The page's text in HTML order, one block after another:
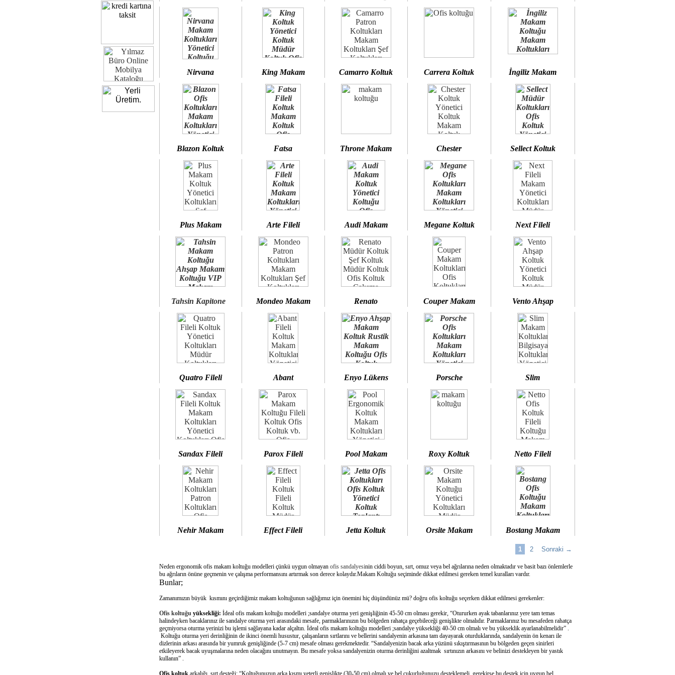
Nirvana King Makam Camarro Koltuk Carrera Koltuk İngiliz Makam
Blazon Koltuk Fatsa Throne Makam Chester Sellect Koltuk
Plus Makam Arte Fileli Audi Makam Megane Koltuk Next Fileli
Tahsin Kapitone Mondeo Makam Renato Couper Makam Vento Ahşap
Quatro Fileli Abant Enyo Lükens Porsche Slim
Sandax Fileli Parox Fileli Pool Makam Roxy Koltuk Netto Fileli
Nehir Makam Effect Fileli Jetta Koltuk Orsite Makam Bostang Makam
1 2 Sonraki →
Neden ergonomik ofis makam koltuğu modelleri çünkü uygun olmayan ofis sandalyesinin ciddi boyun, sırt, omuz veya bel ağrılarına neden olmaktadır ve basit bazı önlemlerle
bu ağrıların önüne geçmenin ve çalışma performansını artırmak son derece kolaydır.Makam Koltuğu seçiminde dikkat edilmesi gereken temel kuralları vardır.
Bunlar;
Zamanımızın büyük kısmını geçirdiğimiz makam koltuğunun sağlığımız için önemini hiç düşündünüz mü? doğru ofis koltuğu seçerken dikkat edilmesi gerekenler:
Ofis koltuğuyüksekliği: İdeal ofis makam koltuğu modelleri ;sandalye oturma yeri genişliğinin 45-50 cm olması gerekir, “Otururken ayak tabanlarınız yere tam temas
halindeyken bacaklarınız ile sandalye oturma yeri arasındaki mesafe, parmaklarınızın bu bölgeden rahatça geçebileceği genişlikte olmalıdır. Parmaklarınız bu mesafeden rahatça
geçmiyorsa oturma yerinizi bu işlemi sağlayana kadar alçaltın. İdeal ofis makam koltuğu modelleri ;sandalye yüksekliği 40-50 cm olmalı ve bu yükseklik ayarlanabilmelidir” .
Koltuğu oturma yeri derinliğinin de ikinci önemli husustur, çalışanların sırtlarını ve bellerini sandalyenin arkasına tam dayayarak oturduklarında, sandalyenin ön kenarı ile
dizlerinin arkası arasında bir yumruk genişliğinde (5-7 cm) mesafe olması gerekmektedir. “Sandalyenizin bacak arka yüzünü sıkıştırmasının bu bölgeden geçen sinirleri
etkileyerek bacak uyuşmalarına neden olacağını unutmayın. Bu mesafe yoksa sandalyenizin oturma derinliğini azaltmak sırtınızın arkasını ve belinizi destekleyen bir yastık
kullanın” .
Ofis koltuk arkalığı sırt desteği: “Koltuğunuzun arka kısmı yeterli genişlikte (30-50 cm) olmalı ve bel çukurluğunuzu desteklemeli, gerekirse bu destek için uygun bel